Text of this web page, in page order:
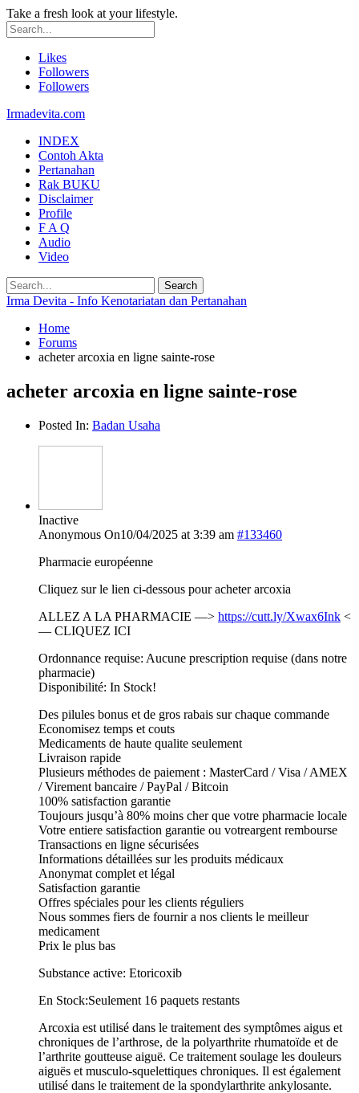
Take a fresh look at your lifestyle.
Likes
Followers
Followers
Irmadevita.com
INDEX
Contoh Akta
Pertanahan
Rak BUKU
Disclaimer
Profile
F A Q
Audio
Video
Irma Devita - Info Kenotariatan dan Pertanahan
Home
Forums
acheter arcoxia en ligne sainte-rose
acheter arcoxia en ligne sainte-rose
Posted In: Badan Usaha
Inactive
Anonymous On10/04/2025 at 3:39 am #133460
Pharmacie européenne
Cliquez sur le lien ci-dessous pour acheter arcoxia
ALLEZ A LA PHARMACIE —> https://cutt.ly/Xwax6Ink <
— CLIQUEZ ICI
Ordonnance requise: Aucune prescription requise (dans notre
pharmacie)
Disponibilité: In Stock!
Des pilules bonus et de gros rabais sur chaque commande
Economisez temps et couts
Medicaments de haute qualite seulement
Livraison rapide
Plusieurs méthodes de paiement : MasterCard / Visa / AMEX
/ Virement bancaire / PayPal / Bitcoin
100% satisfaction garantie
Toujours jusqu’à 80% moins cher que votre pharmacie locale
Votre entiere satisfaction garantie ou votreargent rembourse
Transactions en ligne sécurisées
Informations détaillées sur les produits médicaux
Anonymat complet et légal
Satisfaction garantie
Offres spéciales pour les clients réguliers
Nous sommes fiers de fournir a nos clients le meilleur
medicament
Prix le plus bas
Substance active: Etoricoxib
En Stock:Seulement 16 paquets restants
Arcoxia est utilisé dans le traitement des symptômes aigus et
chroniques de l’arthrose, de la polyarthrite rhumatoïde et de
l’arthrite goutteuse aiguë. Ce traitement soulage les douleurs
aiguës et musculo-squelettiques chroniques. Il est également
utilisé dans le traitement de la spondylarthrite ankylosante.